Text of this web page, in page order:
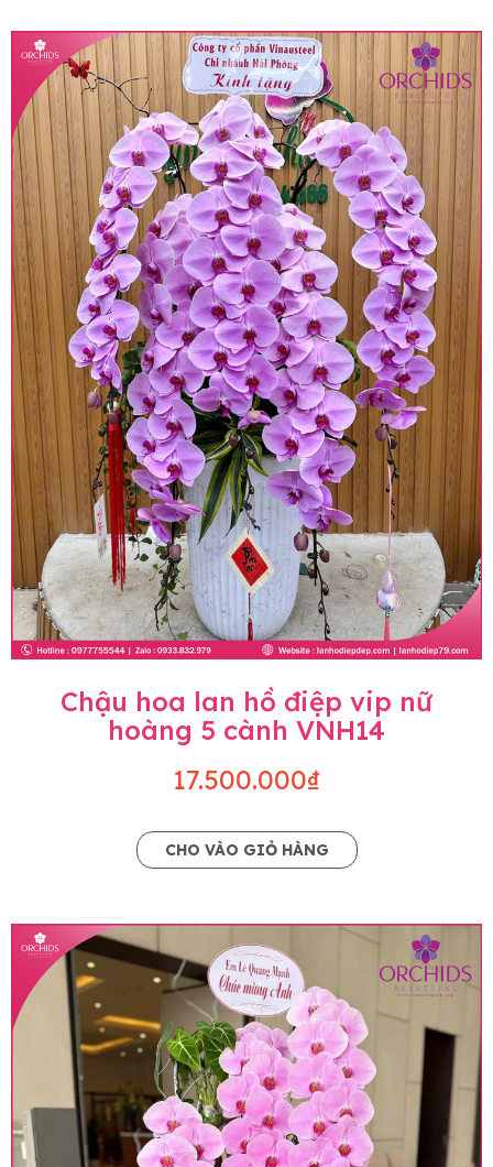
• Giá trên được miễn ship giao trong nội thành,
miễn phí in thiệp - banner theo yêu cầu khách
hàng.
• Beautiful Orchids liên kết với các cửa hàng
trên toàn quốc để phục vụ giao hoa tận nơi, mỗi
khu vực sẽ có mức giá khác nhau (tùy vào chi
phí mặt bằng, nguyên vật liệu,..) nên giá có thể sẽ
thay đổi so với giá niêm yết trên website. Khách
hàng ở Tỉnh thành khác vui lòng chủ động hỏi lại
giá trước khi đặt hàng, shop sẽ chủ động báo giá
chính xác khi có địa chỉ giao hàng cụ thể.
Chậu hoa lan hồ điệp vip nữ
hoàng 5 cành VNH14
17.500.000₫
CHO VÀO GIỎ HÀNG